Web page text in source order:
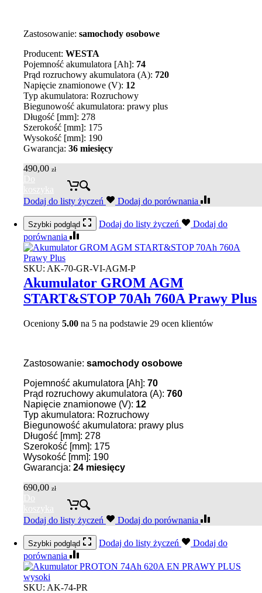
Zastosowanie: samochody osobowe
Producent: WESTA
Pojemność akumulatora [Ah]: 74
Prąd rozruchowy akumulatora (A): 720
Napięcie znamionowe (V): 12
Typ akumulatora: Rozruchowy
Biegunowość akumulatora: prawy plus
Długość [mm]: 278
Szerokość [mm]: 175
Wysokość [mm]: 190
Gwarancja: 36 miesięcy
490,00 zł
Do
koszyka
Dodaj do listy życzeń
Dodaj do porównania
Szybki podgląd Dodaj do listy życzeń
Dodaj do
porównania
SKU: AK-70-GR-VI-AGM-P
Akumulator GROM AGM
START&STOP 70Ah 760A Prawy Plus
Oceniony 5.00 na 5 na podstawie 29 ocen klientów
Zastosowanie: samochody osobowe
Pojemność akumulatora [Ah]: 70
Prąd rozruchowy akumulatora (A): 760
Napięcie znamionowe (V): 12
Typ akumulatora: Rozruchowy
Biegunowość akumulatora: prawy plus
Długość [mm]: 278
Szerokość [mm]: 175
Wysokość [mm]: 190
Gwarancja: 24 miesięcy
690,00 zł
Do
koszyka
Dodaj do listy życzeń
Dodaj do porównania
Szybki podgląd Dodaj do listy życzeń
Dodaj do
porównania
SKU: AK-74-PR